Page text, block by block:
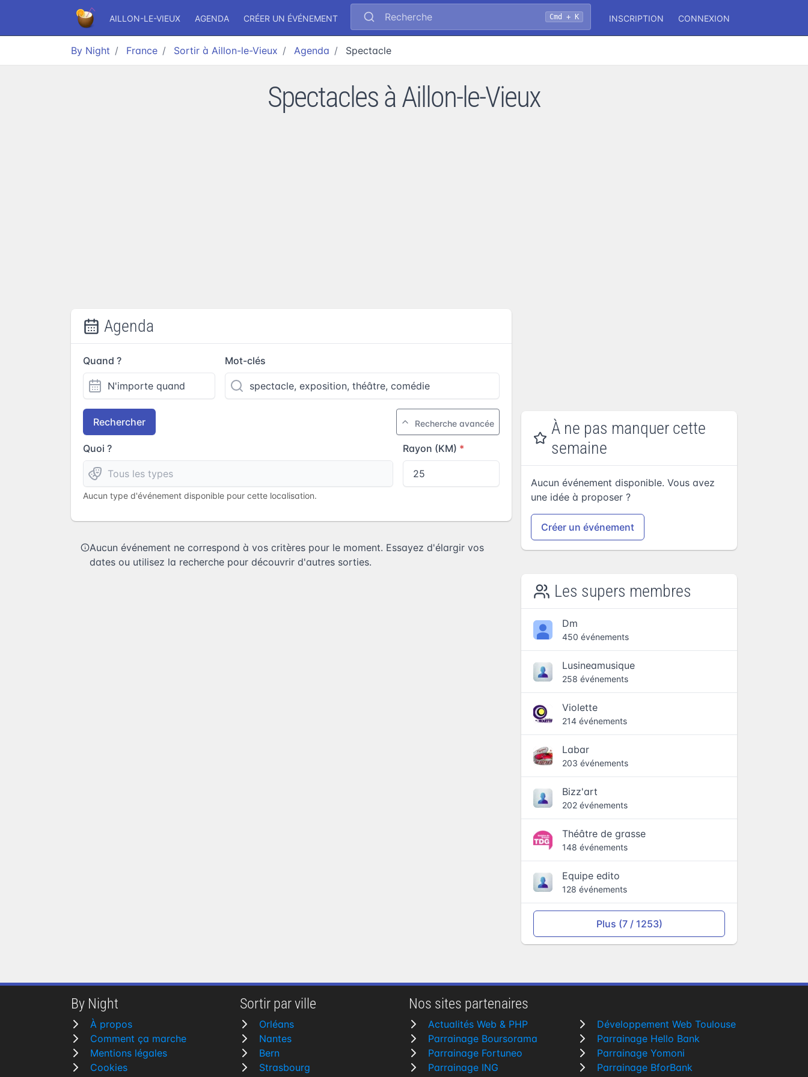
AILLON-LE-VIEUX AGENDA CRÉER UN ÉVÉNEMENT Recherche Cmd + K INSCRIPTION CONNEXION
By Night France Sortir à Aillon-le-Vieux Agenda Spectacle
Spectacles à Aillon-le-Vieux
Agenda
Quand ? Mot-clés
Rechercher Recherche avancée
Quoi ?
Aucun type d'événement disponible pour cette localisation.
Rayon (KM)
Aucun événement ne correspond à vos critères pour le moment. Essayez d'élargir vos
dates ou utilisez la recherche pour découvrir d'autres sorties.
À ne pas manquer cette
semaine
Aucun événement disponible. Vous avez
une idée à proposer ?
Créer un événement
Les supers membres
Dm
450 événements
Lusineamusique
258 événements
Violette
214 événements
Labar
203 événements
Bizz'art
202 événements
Théâtre de grasse
148 événements
Equipe edito
128 événements
Plus (7 / 1253)
By Night
À propos
Comment ça marche
Mentions légales
Cookies
Sortir par ville
Orléans
Nantes
Bern
Strasbourg
Nos sites partenaires
Actualités Web & PHP
Parrainage Boursorama
Parrainage Fortuneo
Parrainage ING
Développement Web Toulouse
Parrainage Hello Bank
Parrainage Yomoni
Parrainage BforBank